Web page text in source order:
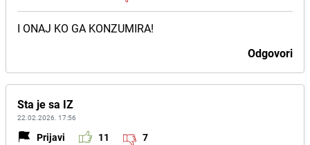
I ONAJ KO GA KONZUMIRA!
Odgovori
Sta je sa IZ
22.02.2026. 17:56
Prijavi 11 7